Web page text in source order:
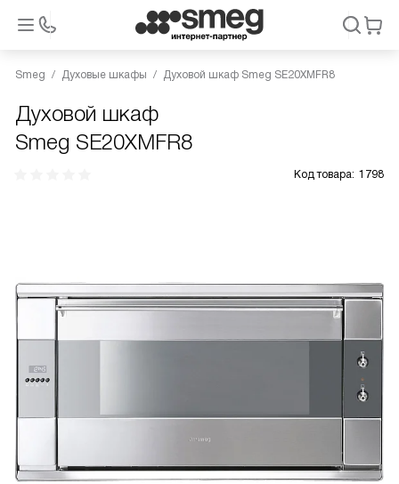
Smeg Духовые шкафы Духовой шкаф Smeg SE20XMFR8
Духовой шкаф
Smeg SE20XMFR8
Код товара: 1798